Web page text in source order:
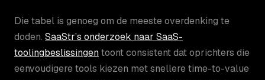
Die tabel is genoeg om de meeste overdenking te
doden. SaaStr’s onderzoek naar SaaS-
toolingbeslissingentoont consistent dat oprichters die
eenvoudigere tools kiezen met snellere time-to-value